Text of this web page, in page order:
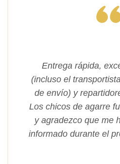
Entrega rápida,
(incluso el
de envío) y
Los chicos de agarre
y agradezco que me
informado durante el